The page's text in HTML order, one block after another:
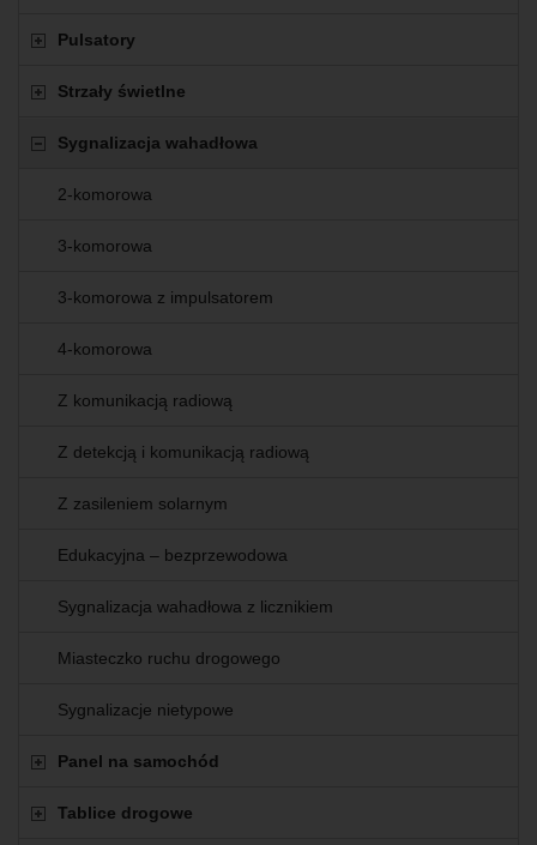
Pulsatory
Strzały świetlne
Sygnalizacja wahadłowa
2-komorowa
3-komorowa
3-komorowa z impulsatorem
4-komorowa
Z komunikacją radiową
Z detekcją i komunikacją radiową
Z zasileniem solarnym
Edukacyjna – bezprzewodowa
Sygnalizacja wahadłowa z licznikiem
Miasteczko ruchu drogowego
Sygnalizacje nietypowe
Panel na samochód
Tablice drogowe